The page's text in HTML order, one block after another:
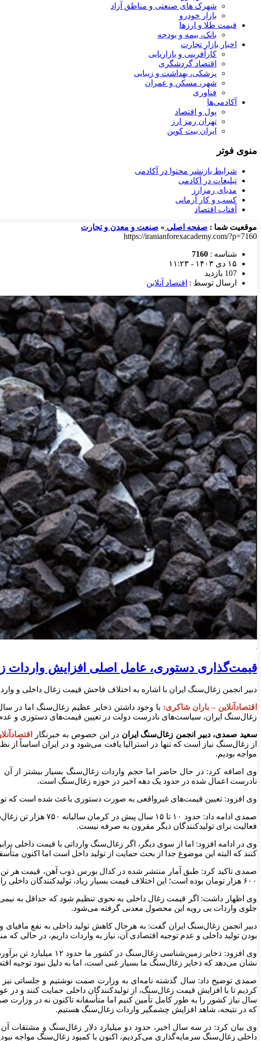
شهرک های صنعتی و مناطق آزاد
بازار خودرو
قیمت طلا و ارزها
بانک، بیمه و بودجه
اخبار بازار تجارت
کارآفرینی و بازاریابی
اقتصاد گردشگری
پزشکی، بهداشت و زیبایی
شهر، مسکن و عمران
فناوری
آکادمی‌ها
پول و اقتصاد
تهران رمز ارز
ایران بیت کوین
منوی فوتر
شرایط بازنشر محتوا در آکادمی
تبلیغات در آکادمی
مدیای رمزارز
کسب و کار آرمانی
آفتاب اقتصاد
موقعیت شما : صفحه اصلی » صنعت و معدن و تجارت
https://iranianforexacademy.com/?p=7160
شناسه : 7160
۱۵ دی ۱۴۰۳ - ۱۱:۲۳
107 بازدید
ارسال توسط : اقتصاد آنلاین
قیمت‌گذاری دستوری، عامل اصلی افزایش واردات
دبیر انجمن زغال‌سنگ ایران با اشاره به اختلاف فاحش قیمت زغال داخلی و
اقتصادآنلاین – باران شاکری: با وجود داشتن ذخایر عظیم زغال‌سنگ اما در
زغال‌سنگ ایران، سیاست‌های نادرست دولت در تعیین قیمت‌های دستوری و عدم
سعید صمدی، دبیر انجمن زغال‌سنگ ایران در این خصوص به خبرنگار
از زغال‌سنگ نیاز است که تنها در استرالیا یافت می‌شود و در ایران اساساً
مواجه بودیم.
وی اضافه کرد: در حال حاضر اما حجم واردات زغال‌سنگ بسیار بیشتر از آن
نادرست اعمال شده در حدود یک دهه اخیر در حوزه زغال‌سنگ است.
وی افزود: تعیین قیمت‌های غیرواقعی به صورت دستوری باعث شده است که
صمدی ادامه داد: حدود ۱۰ تا ۱۵ سال پیش د ر کرمان سالیانه ۷۵۰هزار تن
فعالیت برای تولیدکنندگان دیگر مقرون به صرفه نیست.
وی در ادامه افزود: اما از سوی دیگر، اگر زغال‌سنگ وارداتی با قیمت داخلی
کنند که البته این موضوع جدا از بحث حمایت از تولید داخل است اما اکنون
صمدی تاکید کرد: طبق آمار منتشر شده در کدال بورس ذوب آهن، قیمت هر
۶۰۰ هزار تومان بوده است؛ این اختلاف قیمت بسیار زیاد، تولیدکنندگان
جلوی واردات بی رویه این محصول معدنی گرفته می‌شود.
دبیر انجمن زغال‌سنگ ایران گفت: به هرحال کاهش تولید داخلی به نفع مافیای
بودن تولید داخلی و عدم توجیه اقتصادی آن، نیاز به واردات داریم، در حالی
وی افزود: ذخایر زمین‌شناسی زغال‌سنگ در کشور ما حدود ۱۲ میلیارد تن
نشان می‌دهد که ذخایر زغال‌سنگ ما بسیار غنی است، اما به دلیل نبود توجیه
صمدی توضیح داد: سال گذشته نامه‌ای به وزارت صمت نوشتیم و جلساتی نیز
کردیم تا با افزایش قیمت زغال‌سنگ، از تولیدکنندگان داخلی حمایت کنند و
سال نیاز کشور را به طور کامل تأمین کنیم اما متأسفانه تاکنون نه در
که در نتیجه، شاهد افزایش چشمگیر واردات زغال‌سنگ هستیم.
وی بیان کرد: در سه سال اخیر، حدود دو میلیارد دلار زغال‌سنگ و مشتقات
داخلی زغال‌سنگ سرمایه‌گذاری می‌کردیم، اکنون با کمبود زغال‌سنگ مواجه